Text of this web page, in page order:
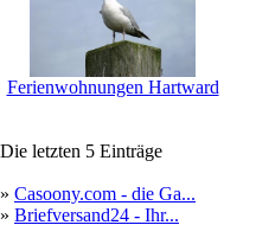
Ferienwohnungen Hartward
Die letzten 5 Einträge
» Casoony.com - die Ga...
» Briefversand24 - Ihr...